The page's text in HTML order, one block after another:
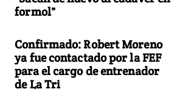
formol"
Confirmado: Robert Moreno
ya fue contactado por la FEF
para el cargo de entrenador
de La Tri